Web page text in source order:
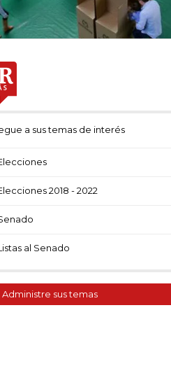
a sus temas de interés
2018 - 2022
al Senado
Administre sus temas